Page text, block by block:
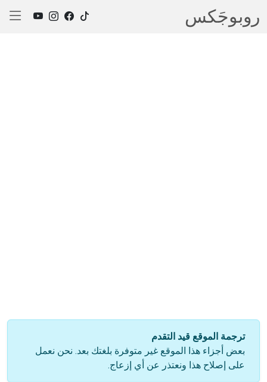
روبوجَکس
ترجمة الموقع قيد التقدم
بعض أجزاء هذا الموقع غير متوفرة بلغتك بعد. نحن نعمل
على إصلاح هذا ونعتذر عن أي إزعاج.